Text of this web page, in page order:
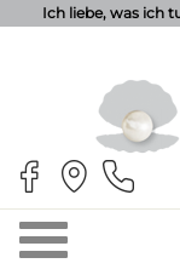
Ich liebe, was ich